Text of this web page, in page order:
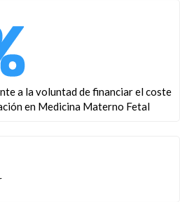
a la voluntad de financiar el coste
en Medicina Materno Fetal